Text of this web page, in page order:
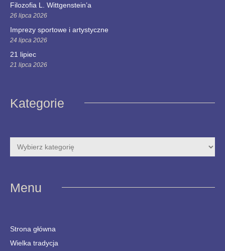
Filozofia L. Wittgenstein’a
26 lipca 2026
Imprezy sportowe i artystyczne
24 lipca 2026
21 lipiec
21 lipca 2026
Kategorie
Menu
Strona główna
Wielka tradycja